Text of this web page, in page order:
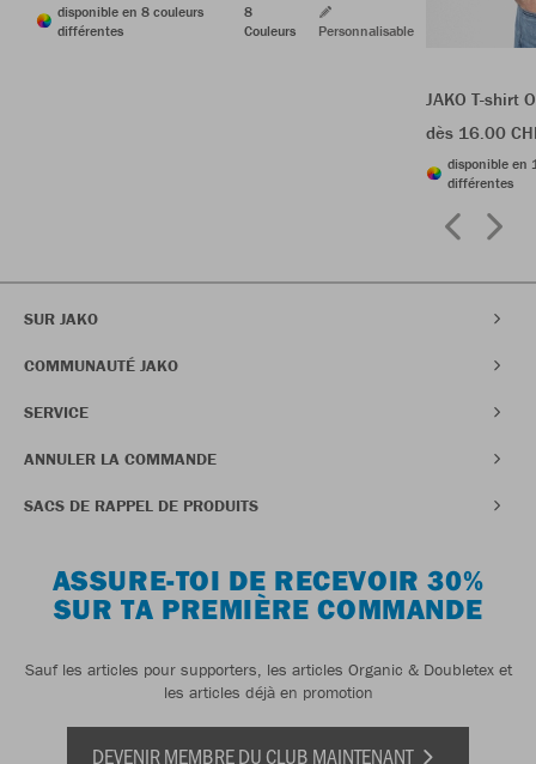
disponible en 8 couleurs
différentes
8
Couleurs
Personnalisable
JAKO T-shirt
dès 16.00
disponible en
différentes
SUR JAKO
COMMUNAUTÉ JAKO
SERVICE
ANNULER LA COMMANDE
SACS DE RAPPEL DE PRODUITS
ASSURE-TOI DE RECEVOIR 30%
SUR TA PREMIÈRE COMMANDE
Sauf les articles pour supporters, les articles Organic & Doubletex et
les articles déjà en promotion
DEVENIR MEMBRE DU CLUB MAINTENANT